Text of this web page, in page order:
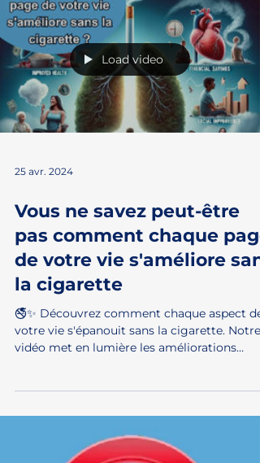
ouverte sur un nouveau monde d'avantages.
De la santé à la richesse, de l'amour à la...
25 avr. 2024
Vous ne savez peut-être
pas comment chaque page
la cigarette
🚭✨ Découvrez comment chaque aspect de
votre vie s'épanouit sans la cigarette. Notre
vidéo met en lumière les améliorations